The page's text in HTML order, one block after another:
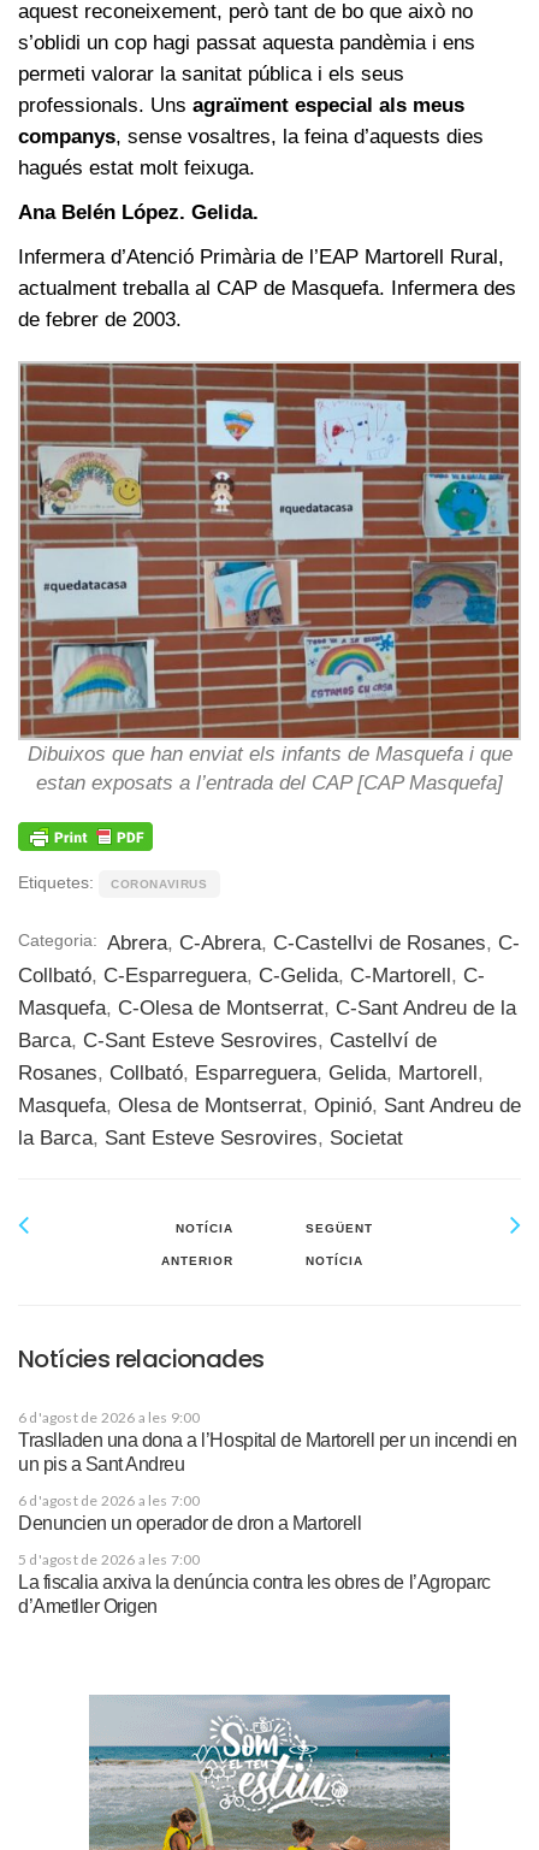
aquest reconeixement, però tant de bo que això no
s’oblidi un cop hagi passat aquesta pandèmia i ens
permeti valorar la sanitat pública i els seus
professionals. Uns agraïment especial als meus
companys, sense vosaltres, la feina d’aquests dies
hagués estat molt feixuga.
Ana Belén López. Gelida.
Infermera d’Atenció Primària de l’EAP Martorell Rural,
actualment treballa al CAP de Masquefa. Infermera des
de febrer de 2003.
Dibuixos que han enviat els infants de Masquefa i que
estan exposats a l’entrada del CAP [CAP Masquefa]
Etiquetes: CORONAVIRUS
Categoria: Abrera, C-Abrera, C-Castellvi de Rosanes, C-
Collbató, C-Esparreguera, C-Gelida, C-Martorell, C-
Masquefa, C-Olesa de Montserrat, C-Sant Andreu de la
Barca, C-Sant Esteve Sesrovires, Castellví de
Rosanes, Collbató, Esparreguera, Gelida, Martorell,
Masquefa, Olesa de Montserrat, Opinió, Sant Andreu de
la Barca, Sant Esteve Sesrovires, Societat
NOTÍCIA
ANTERIOR
SEGÜENT
NOTÍCIA
Notícies relacionades
6 d'agost de 2026 a les 9:00
Traslladen una dona a l’Hospital de Martorell per un incendi en
un pis a Sant Andreu
6 d'agost de 2026 a les 7:00
Denuncien un operador de dron a Martorell
5 d'agost de 2026 a les 7:00
La fiscalia arxiva la denúncia contra les obres de l’Agroparc
d’Ametller Origen